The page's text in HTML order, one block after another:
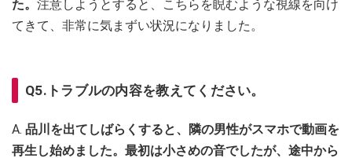
た。 注意しようとすると、こちらを睨むような視線を向け
てきて、非常に気まずい状況になりました。
Q5.トラブルの内容を教えてください。
A. 品川を出てしばらくすると、隣の男性がスマホで動画を
再生し始めました。最初は小さめの音でしたが、途中から